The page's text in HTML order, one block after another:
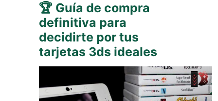
🏆 Guía de compra
definitiva para
decidirte por tus
tarjetas 3ds ideales